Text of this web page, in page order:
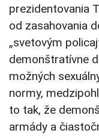
prezidentovania
od zasahovania
„svetovým
demonštratívne
možných
normy,
to tak, že
armády a